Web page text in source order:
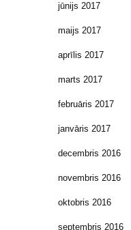
jūnijs 2017
maijs 2017
aprīlis 2017
marts 2017
februāris 2017
janvāris 2017
decembris 2016
novembris 2016
oktobris 2016
septembris 2016